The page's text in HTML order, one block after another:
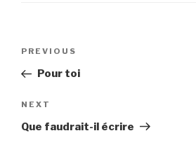
Previous
Post
PREVIOUS
Pour toi
Next
Post
NEXT
Que faudrait-il écrire